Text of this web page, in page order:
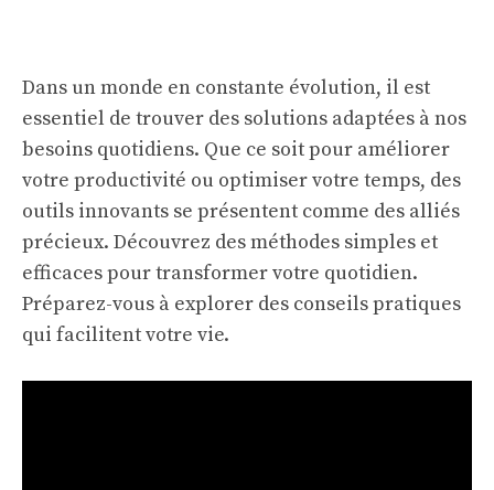
Dans un monde en constante évolution, il est
essentiel de trouver des solutions adaptées à nos
besoins quotidiens. Que ce soit pour améliorer
votre productivité ou optimiser votre temps, des
outils innovants se présentent comme des alliés
précieux. Découvrez des méthodes simples et
efficaces pour transformer votre quotidien.
Préparez-vous à explorer des conseils pratiques
qui facilitent votre vie.